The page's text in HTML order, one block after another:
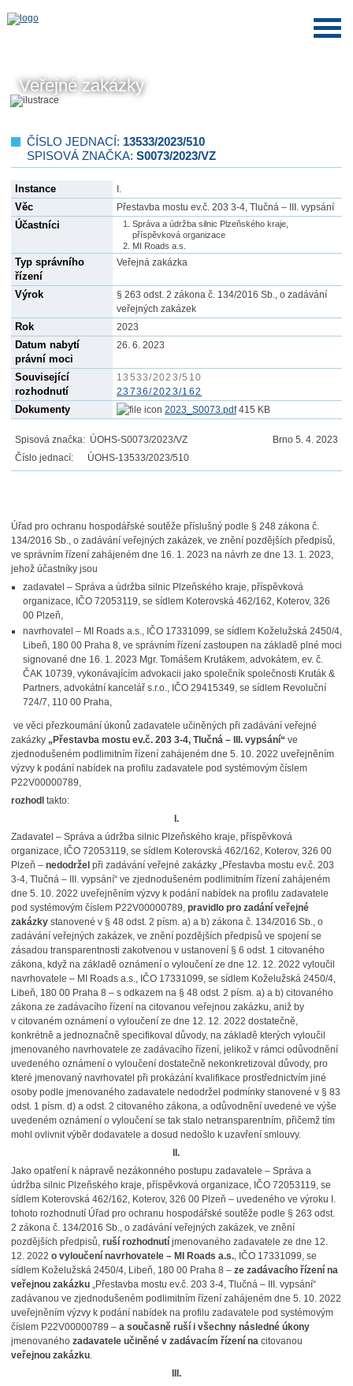
Veřejné zakázky
ČÍSLO JEDNACÍ: 13533/2023/510
SPISOVÁ ZNAČKA: S0073/2023/VZ
Instance I.
Věc Přestavba mostu ev.č. 203 3-4, Tlučná – III. vypsání
Účastníci
Správa a údržba silnic Plzeňského kraje,
příspěvková organizace
MI Roads a.s.
Typ správního
řízení
Veřejná zakázka
Výrok
§ 263 odst. 2 zákona č. 134/2016 Sb., o zadávání
veřejných zakázek
Rok 2023
Datum nabytí
právní moci
26. 6. 2023
Související
rozhodnutí
13533/2023/510
23736/2023/162
Dokumenty 2023_S0073.pdf415 KB
Spisová značka: ÚOHS-S0073/2023/VZ
Číslo jednací: ÚOHS-13533/2023/510
Brno 5. 4. 2023
Úřad pro ochranu hospodářské soutěže příslušný podle § 248 zákona č.
134/2016 Sb., o zadávání veřejných zakázek, ve znění pozdějších předpisů,
ve správním řízení zahájeném dne 16. 1. 2023 na návrh ze dne 13. 1. 2023,
jehož účastníky jsou
zadavatel – Správa a údržba silnic Plzeňského kraje, příspěvková
organizace, IČO 72053119, se sídlem Koterovská 462/162, Koterov, 326
00 Plzeň,
navrhovatel – MI Roads a.s., IČO 17331099, se sídlem Koželužská 2450/4,
Libeň, 180 00 Praha 8, ve správním řízení zastoupen na základě plné moci
signované dne 16. 1. 2023 Mgr. Tomášem Krutákem, advokátem, ev. č.
ČAK 10739, vykonávajícím advokacii jako společník společnosti Kruták &
Partners, advokátní kancelář s.r.o., IČO 29415349, se sídlem Revoluční
724/7, 110 00 Praha,
ve věci přezkoumání úkonů zadavatele učiněných při zadávání veřejné
zakázky „Přestavba mostu ev.č. 203 3-4, Tlučná – III. vypsání“ ve
zjednodušeném podlimitním řízení zahájeném dne 5. 10. 2022 uveřejněním
výzvy k podání nabídek na profilu zadavatele pod systémovým číslem
P22V00000789,
rozhodl takto:
I.
Zadavatel – Správa a údržba silnic Plzeňského kraje, příspěvková
organizace, IČO 72053119, se sídlem Koterovská 462/162, Koterov, 326 00
Plzeň – nedodržel při zadávání veřejné zakázky „Přestavba mostu ev.č. 203
3-4, Tlučná – III. vypsání“ ve zjednodušeném podlimitním řízení zahájeném
dne 5. 10. 2022 uveřejněním výzvy k podání nabídek na profilu zadavatele
pod systémovým číslem P22V00000789, pravidlo pro zadání veřejné
zakázkystanovené v § 48 odst. 2 písm. a) a b) zákona č. 134/2016 Sb., o
zadávání veřejných zakázek, ve znění pozdějších předpisů ve spojení se
zásadou transparentnosti zakotvenou v ustanovení § 6 odst. 1 citovaného
zákona, když na základě oznámení o vyloučení ze dne 12. 12. 2022 vyloučil
navrhovatele – MI Roads a.s., IČO 17331099, se sídlem Koželužská 2450/4,
Libeň, 180 00 Praha 8 – s odkazem na § 48 odst. 2 písm. a) a b) citovaného
zákona ze zadávacího řízení na citovanou veřejnou zakázku, aniž by
v citovaném oznámení o vyloučení ze dne 12. 12. 2022 dostatečně,
konkrétně a jednoznačně specifikoval důvody, na základě kterých vyloučil
jmenovaného navrhovatele ze zadávacího řízení, jelikož v rámci odůvodnění
uvedeného oznámení o vyloučení dostatečně nekonkretizoval důvody, pro
které jmenovaný navrhovatel při prokázání kvalifikace prostřednictvím jiné
osoby podle jmenovaného zadavatele nedodržel podmínky stanovené v § 83
odst. 1 písm. d) a odst. 2 citovaného zákona, a odůvodnění uvedené ve výše
uvedeném oznámení o vyloučení se tak stalo netransparentním, přičemž tím
mohl ovlivnit výběr dodavatele a dosud nedošlo k uzavření smlouvy.
II.
Jako opatření k nápravě nezákonného postupu zadavatele – Správa a
údržba silnic Plzeňského kraje, příspěvková organizace, IČO 72053119, se
sídlem Koterovská 462/162, Koterov, 326 00 Plzeň – uvedeného ve výroku I.
tohoto rozhodnutí Úřad pro ochranu hospodářské soutěže podle § 263 odst.
2 zákona č. 134/2016 Sb., o zadávání veřejných zakázek, ve znění
pozdějších předpisů, ruší rozhodnutíjmenovaného zadavatele ze dne 12.
12. 2022 o vyloučení navrhovatele – MI Roads a.s., IČO 17331099, se
sídlem Koželužská 2450/4, Libeň, 180 00 Praha 8 – ze zadávacího řízení na
veřejnou zakázku„Přestavba mostu ev.č. 203 3-4, Tlučná – III. vypsání“
zadávanou ve zjednodušeném podlimitním řízení zahájeném dne 5. 10. 2022
uveřejněním výzvy k podání nabídek na profilu zadavatele pod systémovým
číslem P22V00000789 – a současně ruší i všechny následné úkony
jmenovaného zadavatele učiněné v zadávacím řízení nacitovanou
veřejnou zakázku.
III.